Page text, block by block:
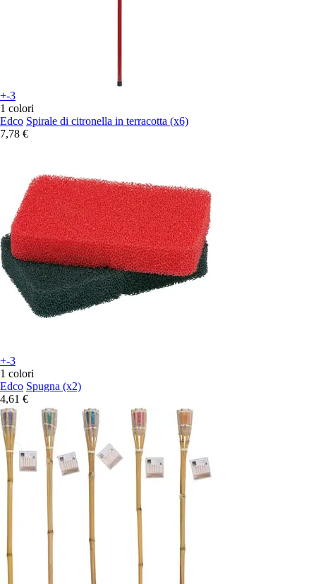
+-3
1 colori
Edco Spirale di citronella in terracotta (x6)
7,78 €
+-3
1 colori
Edco Spugna (x2)
4,61 €